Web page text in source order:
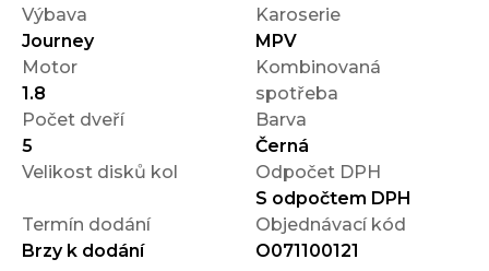
Výbava
Journey
Karoserie
MPV
Motor
1.8
Kombinovaná
spotřeba
Počet dveří
5
Barva
Černá
Velikost disků kol
Odpočet DPH
S odpočtem DPH
Termín dodání
Brzy k dodání
Objednávací kód
O071100121